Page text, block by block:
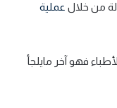
من خلال عملية
فهو آخر مايلجأ